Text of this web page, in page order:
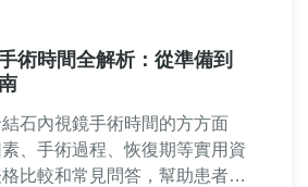
術時間全解析：從準備到
石內視鏡手術時間的方方面
、手術過程、恢復期等實用資
比較和常見問答，幫助患者在